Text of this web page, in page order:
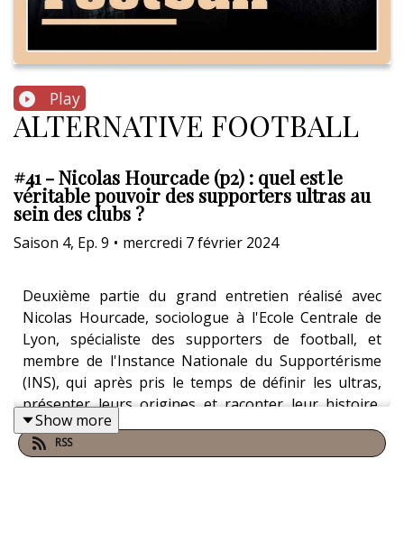
Play
ALTERNATIVE FOOTBALL
#41 - Nicolas Hourcade (p2) : quel est le
véritable pouvoir des supporters ultras au
sein des clubs ?
Saison 4, Ep. 9 • mercredi 7 février 2024
Deuxième partie du grand entretien réalisé avec
Nicolas Hourcade, sociologue à l'Ecole Centrale de
Lyon, spécialiste des supporters de football, et
membre de l'Instance Nationale du Supportérisme
(INS), qui après pris le temps de définir les ultras,
présenter leurs origines et raconter leur histoire,
s’est intéressé pour Alternative Football aux faits
d’actualité et a livré sa brillante analyse.
Show more
RSS